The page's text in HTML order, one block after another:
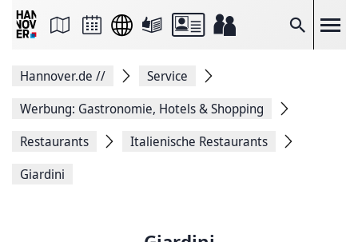
Suche
Seite
Facebook
teilen
Seitenlink
Seite
Hannover.de //
Service
Werbung: Gastronomie, Hotels & Shopping
Restaurants
Italienische Restaurants
Giardini